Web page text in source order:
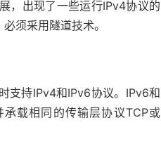
，出现了一些运行IPv4协议的
须采用隧道技术。
支持IPv4和IPv6协议。IPv6和
载相同的传输层协议TCP或